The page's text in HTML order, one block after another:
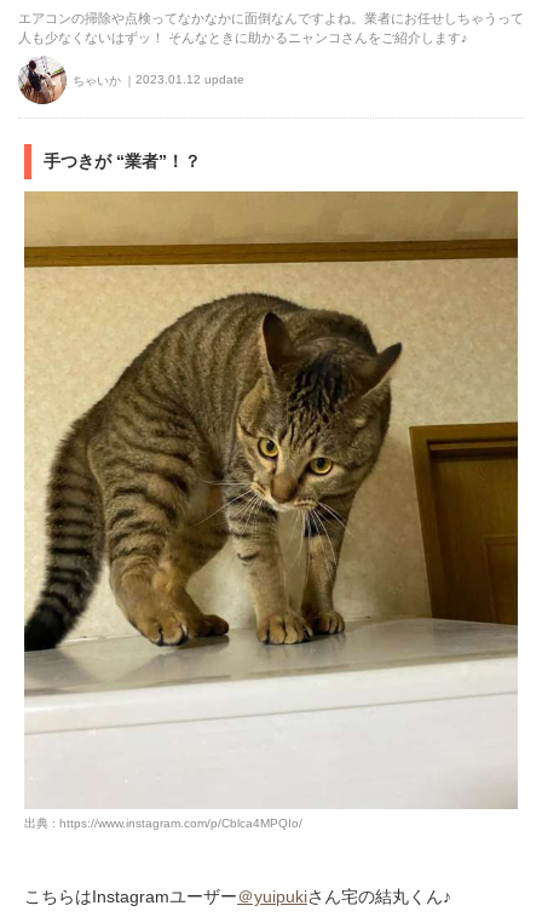
エアコンの掃除や点検ってなかなかに面倒なんですよね。業者にお任せしちゃうって
人も少なくないはずッ！ そんなときに助かるニャンコさんをご紹介します♪
ちゃいか 2023.01.12 update
手つきが “業者”！？
出典 : https://www.instagram.com/p/Cblca4MPQIo/
こちらはInstagramユーザー＠yuipukiさん宅の結丸くん♪